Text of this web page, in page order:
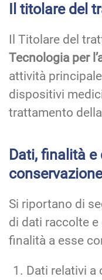
Il titolare del
Il Titolare del
Tecnologia per
attività
dispositivi
trattamento
Dati, finalità
conservazione
Si riportano di
di dati raccolte
finalità a esse
Dati relativi a